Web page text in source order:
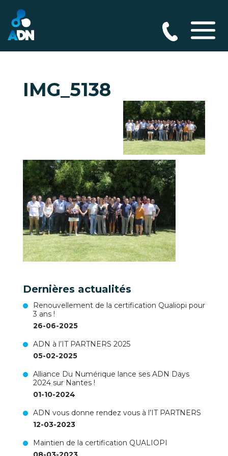
IMG_5138
Dernières actualités
Renouvellement de la certification Qualiopi pour
3 ans !
26-06-2025
ADN à l’IT PARTNERS 2025
05-02-2025
Alliance Du Numérique lance ses ADN Days
2024 sur Nantes !
01-10-2024
ADN vous donne rendez vous à l’IT PARTNERS
12-03-2023
Maintien de la certification QUALIOPI